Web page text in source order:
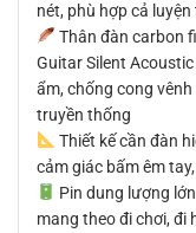
nét, phù hợp cả
Thân đàn carbon
Guitar Silent
ẩm, chống cong
truyền thống
Thiết kế cần đàn
cảm giác bấm êm
Pin dung lượng
mang theo đi chơi, đi